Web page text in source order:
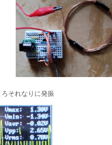
それなりに発振